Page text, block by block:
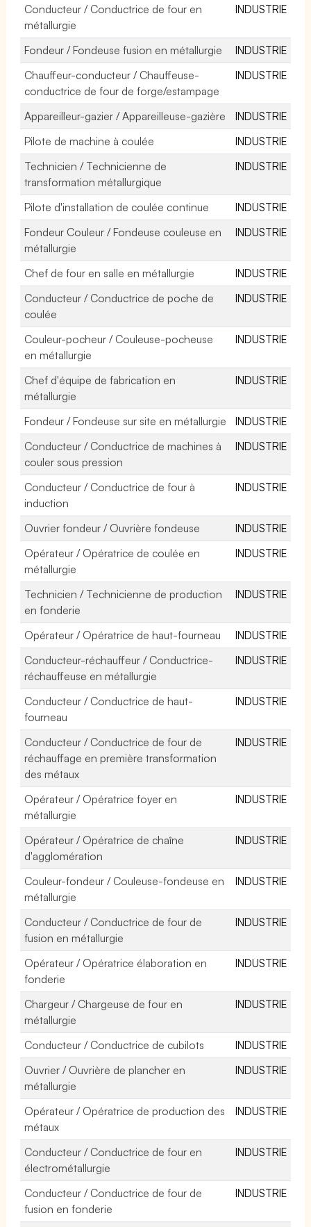
Conducteur / Conductrice de four en
métallurgie
INDUSTRIE
Fondeur / Fondeuse fusion en métallurgie
INDUSTRIE
Chauffeur-conducteur / Chauffeuse-
conductrice de four de forge/estampage
INDUSTRIE
Appareilleur-gazier / Appareilleuse-gazière
INDUSTRIE
Pilote de machine à coulée
INDUSTRIE
Technicien / Technicienne de
transformation métallurgique
INDUSTRIE
Pilote d'installation de coulée continue
INDUSTRIE
Fondeur Couleur / Fondeuse couleuse en
métallurgie
INDUSTRIE
Chef de four en salle en métallurgie
INDUSTRIE
Conducteur / Conductrice de poche de
coulée
INDUSTRIE
Couleur-pocheur / Couleuse-pocheuse
en métallurgie
INDUSTRIE
Chef d'équipe de fabrication en
métallurgie
INDUSTRIE
Fondeur / Fondeuse sur site en métallurgie
INDUSTRIE
Conducteur / Conductrice de machines à
couler sous pression
INDUSTRIE
Conducteur / Conductrice de four à
induction
INDUSTRIE
Ouvrier fondeur / Ouvrière fondeuse
INDUSTRIE
Opérateur / Opératrice de coulée en
métallurgie
INDUSTRIE
Technicien / Technicienne de production
en fonderie
INDUSTRIE
Opérateur / Opératrice de haut-fourneau
INDUSTRIE
Conducteur-réchauffeur / Conductrice-
réchauffeuse en métallurgie
INDUSTRIE
Conducteur / Conductrice de haut-
fourneau
INDUSTRIE
Conducteur / Conductrice de four de
réchauffage en première transformation
des métaux
INDUSTRIE
Opérateur / Opératrice foyer en
métallurgie
INDUSTRIE
Opérateur / Opératrice de chaîne
d'agglomération
INDUSTRIE
Couleur-fondeur / Couleuse-fondeuse en
métallurgie
INDUSTRIE
Conducteur / Conductrice de four de
fusion en métallurgie
INDUSTRIE
Opérateur / Opératrice élaboration en
fonderie
INDUSTRIE
Chargeur / Chargeuse de four en
métallurgie
INDUSTRIE
Conducteur / Conductrice de cubilots
INDUSTRIE
Ouvrier / Ouvrière de plancher en
métallurgie
INDUSTRIE
Opérateur / Opératrice de production des
métaux
INDUSTRIE
Conducteur / Conductrice de four en
électrométallurgie
INDUSTRIE
Conducteur / Conductrice de four de
fusion en fonderie
INDUSTRIE